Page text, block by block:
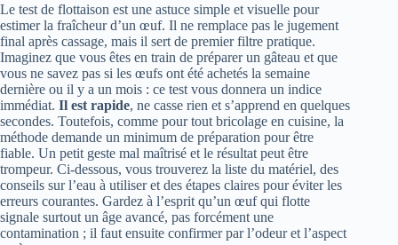
Le test de flottaison est une astuce simple et visuelle pour
estimer la fraîcheur d’un œuf. Il ne remplace pas le jugement
final après cassage, mais il sert de premier filtre pratique.
Imaginez que vous êtes en train de préparer un gâteau et que
vous ne savez pas si les œufs ont été achetés la semaine
dernière ou il y a un mois : ce test vous donnera un indice
immédiat. Il est rapide, ne casse rien et s’apprend en quelques
secondes. Toutefois, comme pour tout bricolage en cuisine, la
méthode demande un minimum de préparation pour être
fiable. Un petit geste mal maîtrisé et le résultat peut être
trompeur. Ci‑dessous, vous trouverez la liste du matériel, des
conseils sur l’eau à utiliser et des étapes claires pour éviter les
erreurs courantes. Gardez à l’esprit qu’un œuf qui flotte
signale surtout un âge avancé, pas forcément une
contamination ; il faut ensuite confirmer par l’odeur et l’aspect